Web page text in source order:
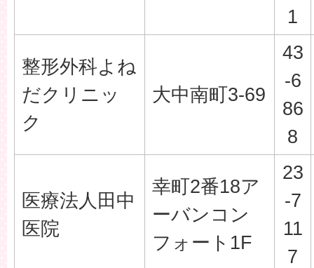
1
整形外科よね
だクリニッ
ク
大中南町3-69
43
-6
86
8
医療法人田中
医院
幸町2番18ア
ーバンコン
フォート1F
23
-7
11
7